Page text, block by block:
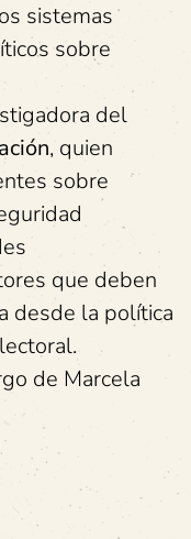
sistemas
sobre
del
, quien
sobre
que deben
desde la política
de Marcela